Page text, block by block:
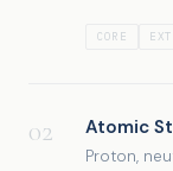
CORE
02 Atomic
Proton,